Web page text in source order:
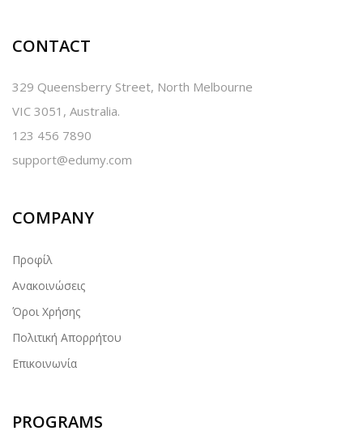
CONTACT
329 Queensberry Street, North Melbourne
VIC 3051, Australia.
123 456 7890
support@edumy.com
COMPANY
Προφίλ
Ανακοινώσεις
Όροι Χρήσης
Πολιτική Απορρήτου
Επικοινωνία
PROGRAMS